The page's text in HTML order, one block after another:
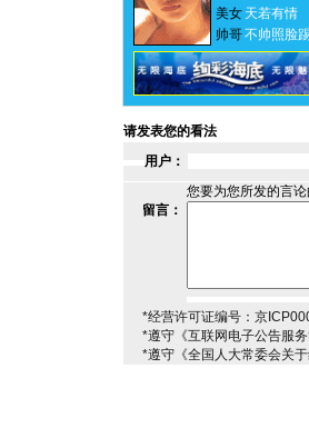
美女 天若有情
帅哥不帅照脸
请发表您的看法
用户：
您要为您所发的言
留言：
*经营许可证编号：京
*遵守《互联网电子公告服务
*遵守《全国人大常委会关